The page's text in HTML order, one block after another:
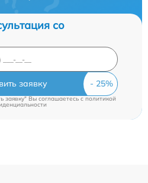
со
заявку
заявку" Вы соглашаетесь cполитикой